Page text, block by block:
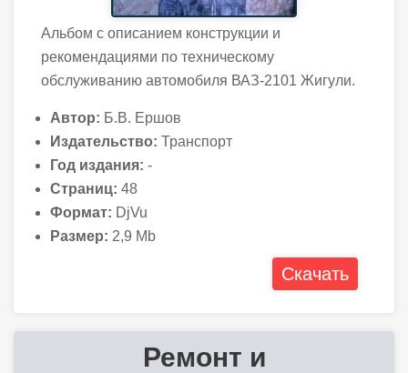
Альбом с описанием конструкции и
рекомендациями по техническому
обслуживанию автомобиля ВАЗ-2101 Жигули.
Автор: Б.В. Ершов
Издательство: Транспорт
Год издания: -
Страниц: 48
Формат: DjVu
Размер: 2,9 Mb
Скачать
Ремонт и